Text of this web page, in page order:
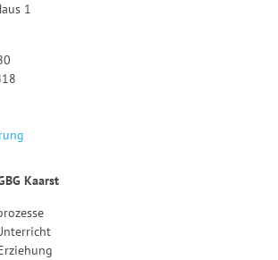
1
Kaarst